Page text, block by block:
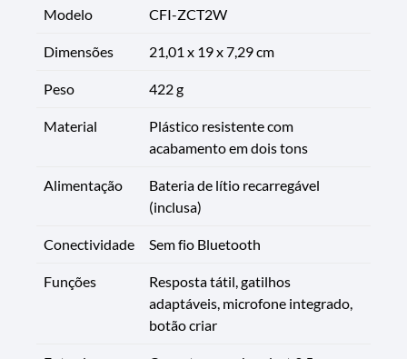
Modelo CFI-ZCT2W
Dimensões 21,01 x 19 x 7,29 cm
Peso 422 g
Material
Plástico resistente com
acabamento em dois tons
Alimentação
Bateria de lítio recarregável
(inclusa)
Conectividade Sem fio Bluetooth
Funções
Resposta tátil, gatilhos
adaptáveis, microfone integrado,
botão criar